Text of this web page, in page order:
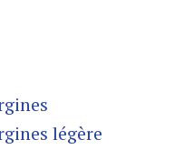
légère